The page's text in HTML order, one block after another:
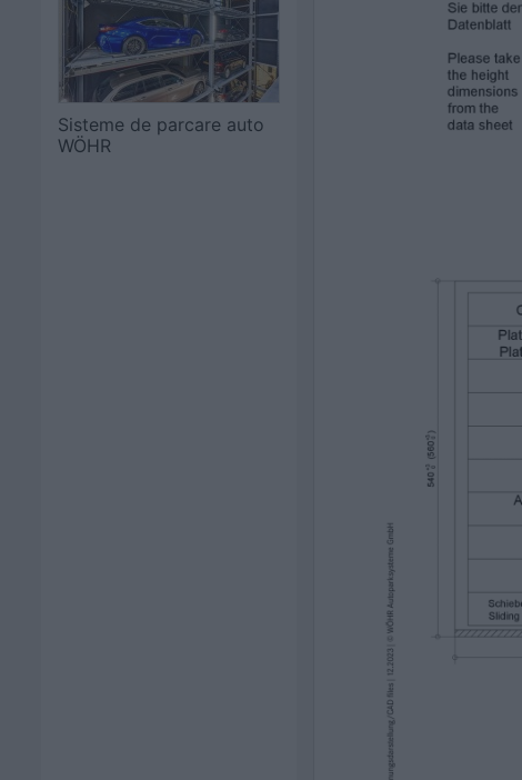
Sisteme de parcare auto
WÖHR